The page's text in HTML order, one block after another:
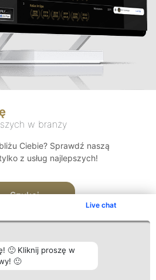
Live chat
🙂 Kliknij proszę w
🙂
w branży
Ciebie? Sprawdź naszą
z usług najlepszych!
Szukaj